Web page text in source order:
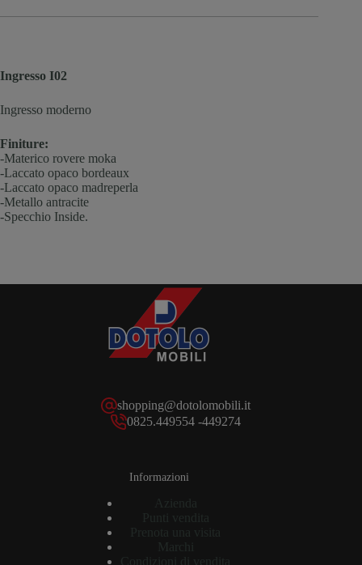
Ingresso I02
Ingresso moderno
Finiture:
-Materico rovere moka
-Laccato opaco bordeaux
-Laccato opaco madreperla
-Metallo antracite
-Specchio Inside.
shopping@dotolomobili.it
0825.449554 -449274
Informazioni